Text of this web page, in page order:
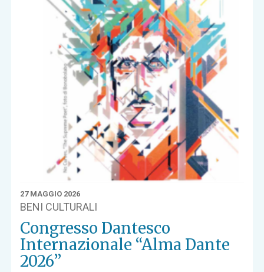
27 MAGGIO 2026
BENI CULTURALI
Congresso Dantesco
Internazionale “Alma Dante
2026”